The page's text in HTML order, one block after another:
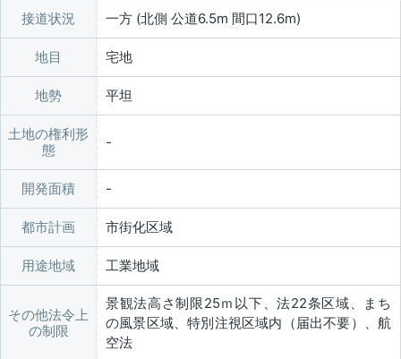
接道状況 一方 (北側 公道6.5m 間口12.6m)
地目 宅地
地勢 平坦
土地の権利形
態
開発面積
都市計画 市街化区域
用途地域 工業地域
その他法令上
の制限
景観法高さ制限25ｍ以下、法22条区域、まち
の風景区域、特別注視区域内（届出不要）、航
空法